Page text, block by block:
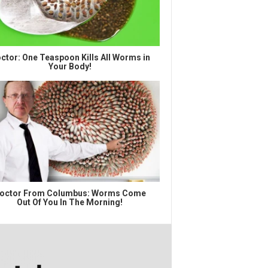
One Teaspoon Kills All Worms in
Your Body!
From Columbus: Worms Come
Out Of You In The Morning!